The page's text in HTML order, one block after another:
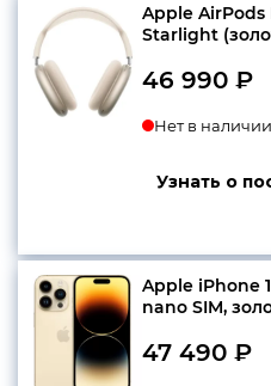
Apple AirPods
Starlight
46 990 ₽
Нет в наличии
Узнать о
Apple iPhone
nano SIM,
47 490 ₽